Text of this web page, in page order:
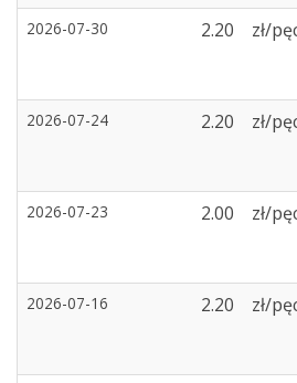
2026-07-30 2.20 zł/
2026-07-24 2.20 zł/
2026-07-23 2.00 zł/
2026-07-16 2.20 zł/